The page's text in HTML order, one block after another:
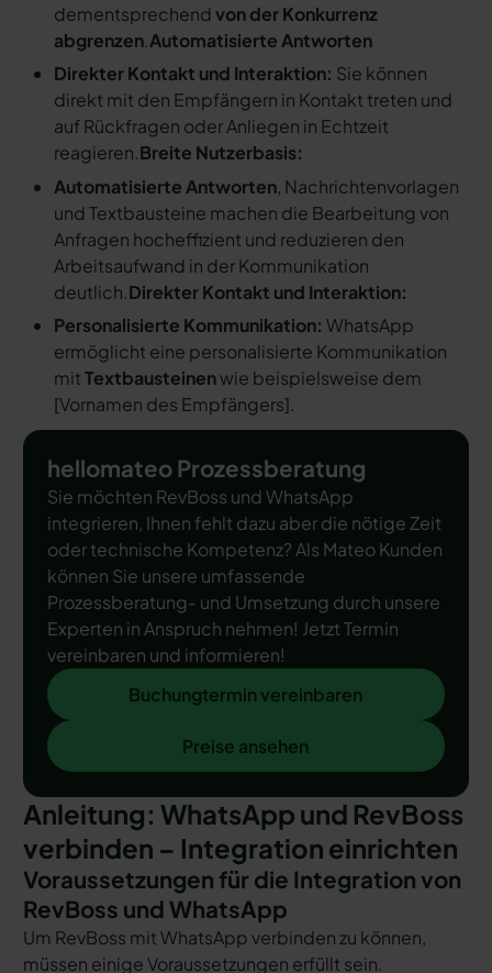
dementsprechendvon der Konkurrenz
abgrenzen.Automatisierte Antworten
Direkter Kontakt und Interaktion: Sie können
direkt mit den Empfängern in Kontakt treten und
auf Rückfragen oder Anliegen in Echtzeit
reagieren.Breite Nutzerbasis:
Automatisierte Antworten, Nachrichtenvorlagen
und Textbausteine machen die Bearbeitung von
Anfragen hocheffizient und reduzieren den
Arbeitsaufwand in der Kommunikation
deutlich.Direkter Kontakt und Interaktion:
Personalisierte Kommunikation: WhatsApp
ermöglicht eine personalisierte Kommunikation
mitTextbausteinenwie beispielsweise dem
[Vornamen des Empfängers].
hellomateo Prozessberatung
Sie möchten RevBoss und WhatsApp
integrieren, Ihnen fehlt dazu aber die nötige Zeit
oder technische Kompetenz? Als Mateo Kunden
können Sie unsere umfassende
Prozessberatung- und Umsetzung durch unsere
Experten in Anspruch nehmen! Jetzt Termin
vereinbaren und informieren!
Buchungtermin vereinbaren
Buchungtermin vereinbaren
Preise ansehen
Preise ansehen
Anleitung: WhatsApp und RevBoss
verbinden – Integration einrichten
Voraussetzungen für die Integration von
RevBoss und WhatsApp
Um RevBoss mit WhatsApp verbinden zu können,
müssen einige Voraussetzungen erfüllt sein.